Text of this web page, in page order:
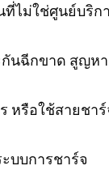
ไม่ใช่ศูนย์บริก
กันฉีกขาด สูญห
หรือใช้สายชา
บบการชาร์จ